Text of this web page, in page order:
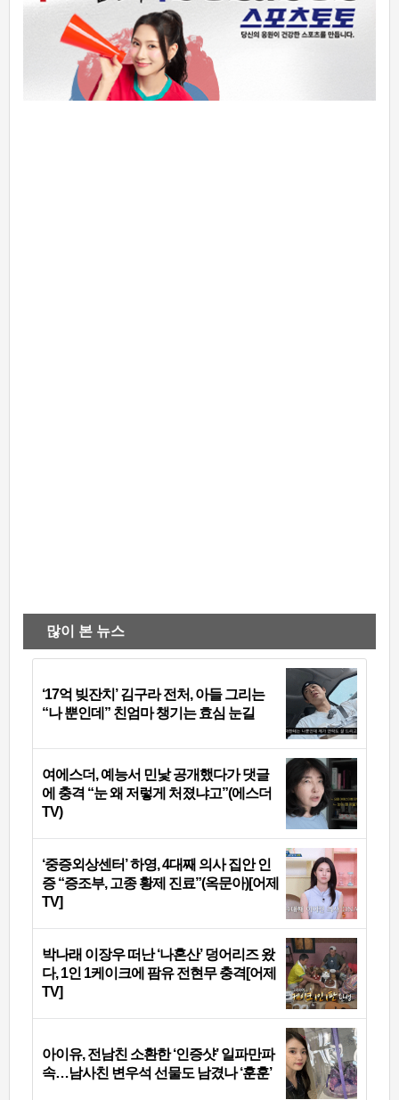
많이 본 뉴스
‘17억 빚잔치’ 김구라 전처, 아들 그리는
“나 뿐인데” 친엄마 챙기는 효심 눈길
여에스더, 예능서 민낯 공개했다가 댓글
에 충격 “눈 왜 저렇게 처졌냐고”(에스더
TV)
‘중증외상센터’ 하영, 4대째 의사 집안 인
증 “증조부, 고종 황제 진료”(옥문아)[어제
TV]
박나래 이장우 떠난 ‘나혼산’ 덩어리즈 왔
다, 1인 1케이크에 팜유 전현무 충격[어제
TV]
아이유, 전남친 소환한 ‘인증샷’ 일파만파
속…남사친 변우석 선물도 남겼나 ‘훈훈’